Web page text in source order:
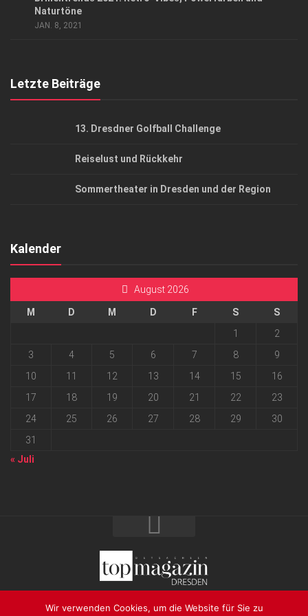
Naturtöne
JAN. 8, 2021
Letzte Beiträge
13. Dresdner Golfball Challenge
Reiselust und Rückkehr
Sommertheater in Dresden und der Region
Kalender
August 2026
M D M D F S
S
1
2
3
4 5 6 7 8
9
10
11 12 13 14 15
16
17
18 19 20 21 22
23
24
25 26 27 28 29
30
31
« Juli
2026 progressmedia Verlag & Werbeagentur GmbH • Bautzner
Wir verwenden Cookies, um die Website für Sie zu